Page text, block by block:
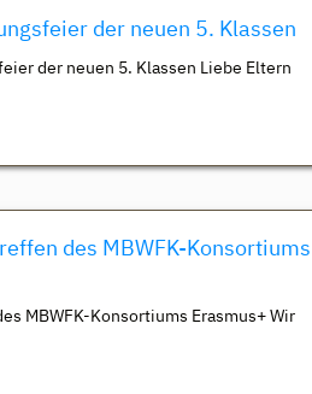
der neuen 5. Klassen
der neuen 5. Klassen Liebe Eltern
des MBWFK-Konsortiums
MBWFK-Konsortiums Erasmus+ Wir